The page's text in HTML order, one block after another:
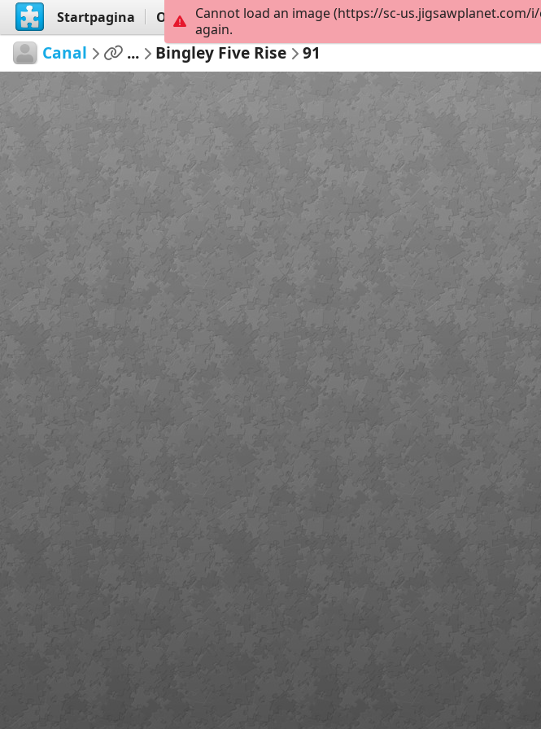
Startpagina Ontdekken Maak
Canal ... Bingley Five Rise 91
Cannot load an image (https://sc-us.jigsawplanet.com/
again.